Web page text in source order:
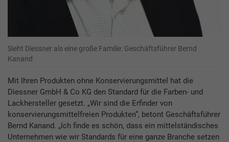
Sieht Diessner als eine große Familie: Geschäftsführer Bernd
Kanand
Mit Ihren Produkten ohne Konservierungsmittel hat die
Diessner GmbH & Co KG den Standard für die Farben- und
Lackhersteller gesetzt. „Wir sind die Erfinder von
konservierungsmittelfreien Produkten“, betont Geschäftsführer
Bernd Kanand. „Ich finde es schön, dass ein mittelständisches
Unternehmen wie wir Standards für eine ganze Branche setzen